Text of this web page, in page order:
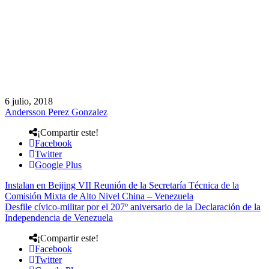
6 julio, 2018
Andersson Perez Gonzalez
¡Compartir este!
Facebook
Twitter
Google Plus
Instalan en Beijing VII Reunión de la Secretaría Técnica de la
Comisión Mixta de Alto Nivel China – Venezuela
Desfile cívico-militar por el 207º aniversario de la Declaración de la
Independencia de Venezuela
¡Compartir este!
Facebook
Twitter